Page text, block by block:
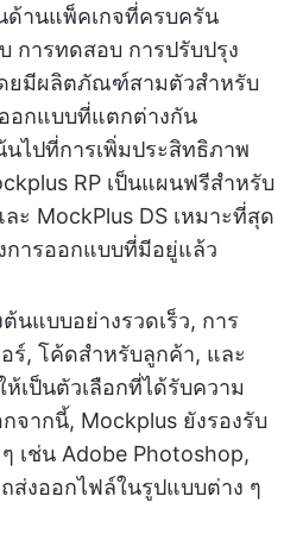
ด้านแพ็คเกจที่ครบครัน
การทดสอบ การปรับปรุง
ยมีผลิตภัณฑ์สามตัวสำหรับ
อกแบบที่แตกต่างกัน
นไปที่การเพิ่มประสิทธิภาพ
RP เป็นแผนฟรีสำหรับ
ะ MockPlus DS เหมาะที่สุด
การออกแบบที่มีอยู่แล้ว
นแบบอย่างรวดเร็ว, การ
ร์, โค้ดสำหรับลูกค้า, และ
เป็นตัวเลือกที่ได้รับความ
จากนี้, Mockplus ยังรองรับ
เช่น Adobe Photoshop,
ส่งออกไฟล์ในรูปแบบต่าง ๆ